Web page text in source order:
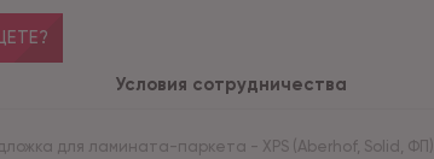
Условия сотрудничества
для ламината-паркета - XPS (Aberhof, Solid, ФП)